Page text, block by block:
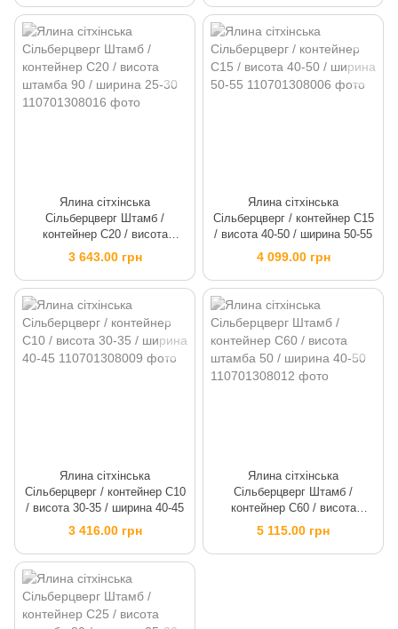
Ялина сітхінська
Сільберцверг Штамб /
контейнер C20 / висота
штамба 90 / ширина 25-30
3 643.00 грн
Ялина сітхінська
Сільберцверг / контейнер C15
/ висота 40-50 / ширина 50-55
4 099.00 грн
Ялина сітхінська
Сільберцверг / контейнер C10
/ висота 30-35 / ширина 40-45
3 416.00 грн
Ялина сітхінська
Сільберцверг Штамб /
контейнер C60 / висота
штамба 50 / ширина 40-50
5 115.00 грн